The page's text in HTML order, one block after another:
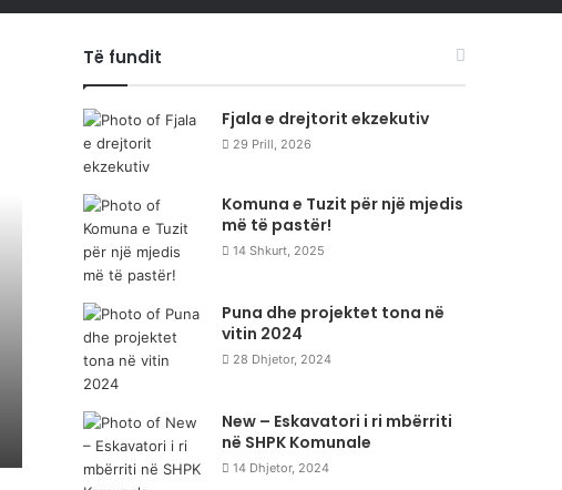
Të fundit
Fjala e drejtorit ekzekutiv
29 Prill, 2026
Komuna e Tuzit për një mjedis
më të pastër!
14 Shkurt, 2025
Puna dhe projektet tona në
vitin 2024
28 Dhjetor, 2024
New – Eskavatori i ri mbërriti
në SHPK Komunale
14 Dhjetor, 2024